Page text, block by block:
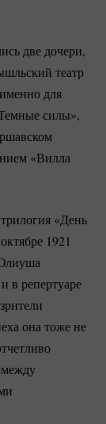
две дочери,
театр
для
силы»,
«Вилла
«День
1921
в репертуаре
она тоже не
между